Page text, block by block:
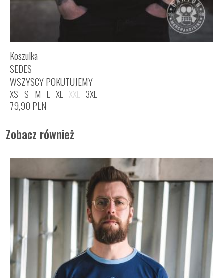
Koszulka
SEDES
WSZYSCY POKUTUJEMY
XS S M L XL XXL 3XL
79,90 PLN
Zobacz również